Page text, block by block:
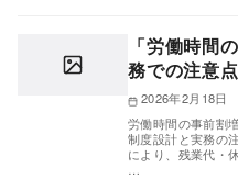
「労働時間
務での注意点
2026年2月18日
労働時間の事前割
制度設計と実務の
により、残業代・
…